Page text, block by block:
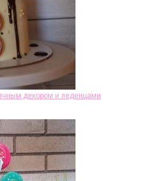
декором и леденцами